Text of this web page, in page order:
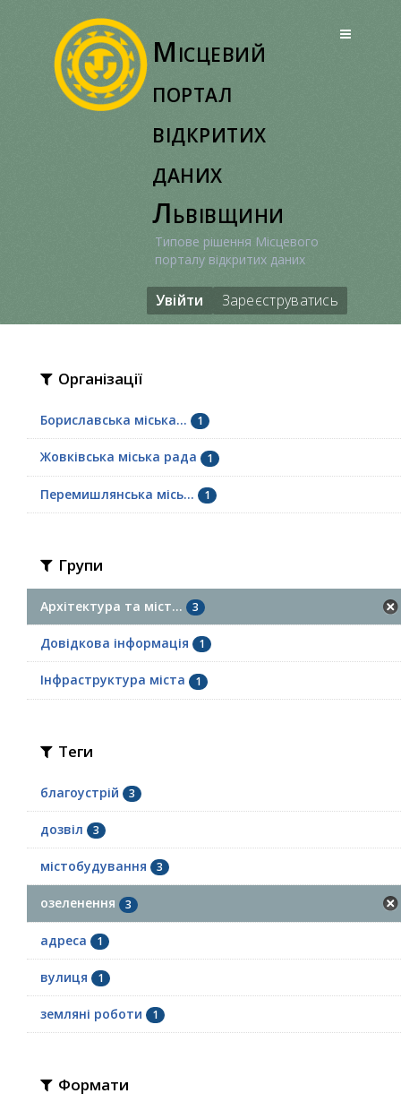
Місцевий
портал
відкритих
даних
Львівщини
Типове рішення Місцевого
порталу відкритих даних
Увійти Зареєструватись
Організації
Бориславська міська... 1
Жовківська міська рада 1
Перемишлянська місь... 1
Групи
Архітектура та міст... 3
Довідкова інформація 1
Інфраструктура міста 1
Теги
благоустрій 3
дозвіл 3
містобудування 3
озеленення 3
адреса 1
вулиця 1
земляні роботи 1
Формати